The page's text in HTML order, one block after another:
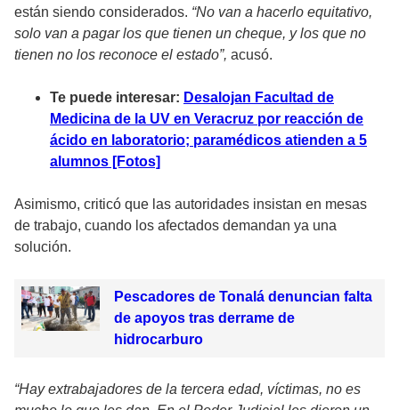
están siendo considerados. “No van a hacerlo equitativo,
solo van a pagar los que tienen un cheque, y los que no
tienen no los reconoce el estado”, acusó.
Te puede interesar: Desalojan Facultad de
Medicina de la UV en Veracruz por reacción de
ácido en laboratorio; paramédicos atienden a 5
alumnos [Fotos]
Asimismo, criticó que las autoridades insistan en mesas
de trabajo, cuando los afectados demandan ya una
solución.
Pescadores de Tonalá denuncian falta
de apoyos tras derrame de
hidrocarburo
“Hay extrabajadores de la tercera edad, víctimas, no es